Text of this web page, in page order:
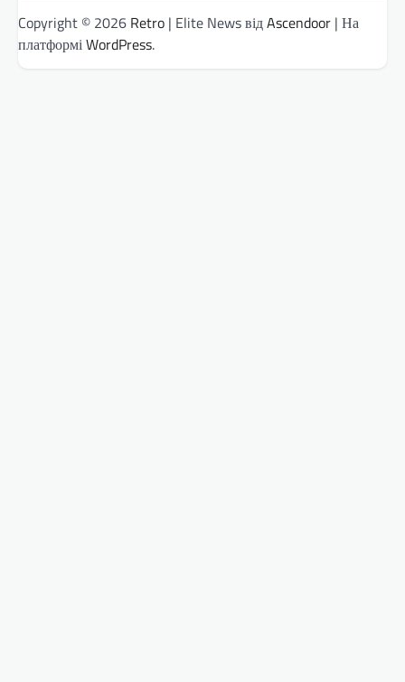
Copyright © 2026 Retro | Elite News відAscendoor | На
платформіWordPress.